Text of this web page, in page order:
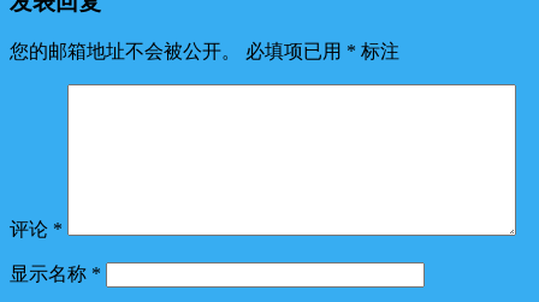
您的邮箱地址不会被公开。 必填项已用 * 标注
评论 *
显示名称 *